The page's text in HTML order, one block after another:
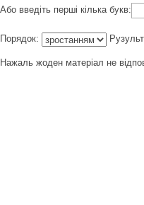
Або введіть перші кілька букв:
Порядок:
Нажаль жоден матеріал не